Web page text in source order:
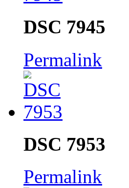
DSC 7945
Permalink
DSC 7953
Permalink